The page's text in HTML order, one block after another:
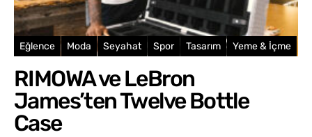
Eğlence Moda Seyahat Spor Tasarım Yeme & İçme
RIMOWA ve LeBron
James’ten Twelve Bottle
Case